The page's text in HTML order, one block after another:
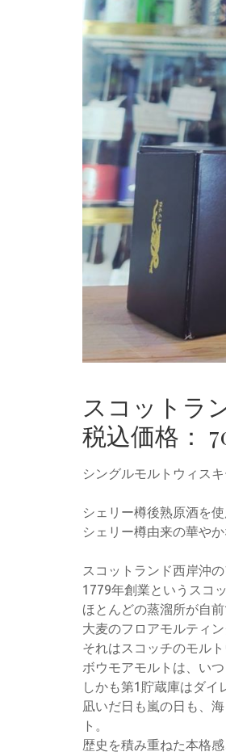
スコットラ
税込価格：
シングルモルトウィス
シェリー樽後熟原酒を
シェリー樽由来の華や
スコットランド西岸沖
1779年創業というスコ
ほとんどの蒸溜所が自
大麦のフロアモルティ
それはスコッチのモル
ボウモアモルトは、い
しかも第1貯蔵庫はダイ
凪いだ日も嵐の日も、
ト。
歴史を積み重ねた本格